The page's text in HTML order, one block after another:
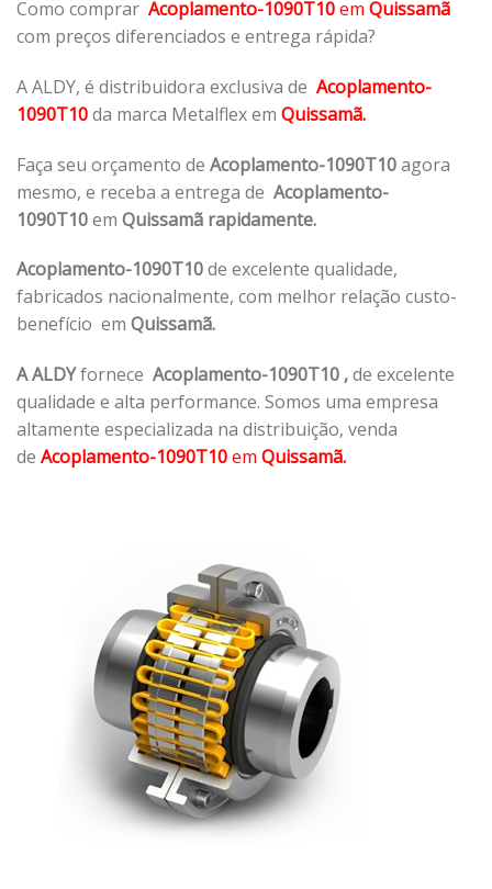
Como comprar Acoplamento-1090T10em Quissamã
com preços diferenciados e entrega rápida?
A ALDY, é distribuidora exclusiva de Acoplamento-
1090T10da marca Metalflex em Quissamã.
Faça seu orçamento de Acoplamento-1090T10agora
mesmo, e receba a entrega de Acoplamento-
1090T10em Quissamã rapidamente.
Acoplamento-1090T10de excelente qualidade,
fabricados nacionalmente, com melhor relação custo-
benefício em Quissamã.
A ALDYfornece Acoplamento-1090T10 ,de excelente
qualidade e alta performance. Somos uma empresa
altamente especializada na distribuição, venda
de Acoplamento-1090T10em Quissamã.